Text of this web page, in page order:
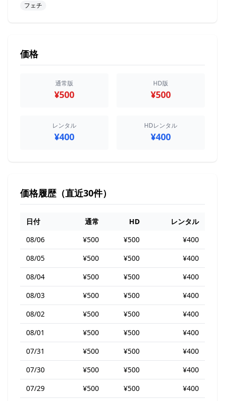
フェチ
価格
通常版
¥500
HD版
¥500
レンタル
¥400
HDレンタル
¥400
価格履歴（直近30件）
日付 通常 HD
レンタル
08/06
¥500 ¥500
¥400
08/05
¥500 ¥500
¥400
08/04
¥500 ¥500
¥400
08/03
¥500 ¥500
¥400
08/02
¥500 ¥500
¥400
08/01
¥500 ¥500
¥400
07/31
¥500 ¥500
¥400
07/30
¥500 ¥500
¥400
07/29
¥500 ¥500
¥400